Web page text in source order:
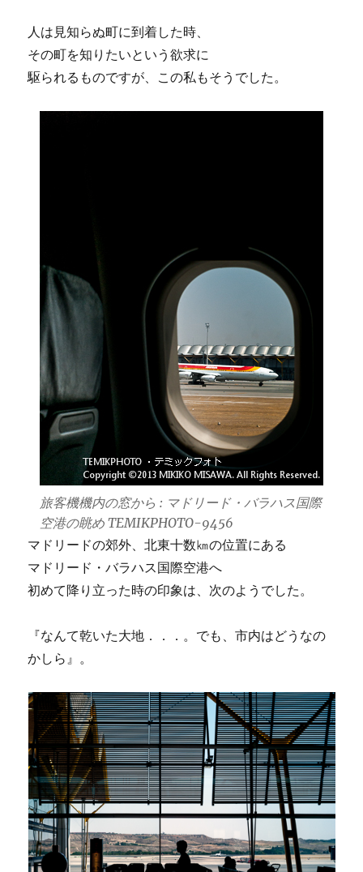
人は見知らぬ町に到着した時、
その町を知りたいという欲求に
駆られるものですが、この私もそうでした。
旅客機機内の窓から : マドリード・バラハス国際
空港の眺め TEMIKPHOTO-9456
マドリードの郊外、北東十数㎞の位置にある
マドリード・バラハス国際空港へ
初めて降り立った時の印象は、次のようでした。
『なんて乾いた大地．．．。でも、市内はどうなの
かしら』。